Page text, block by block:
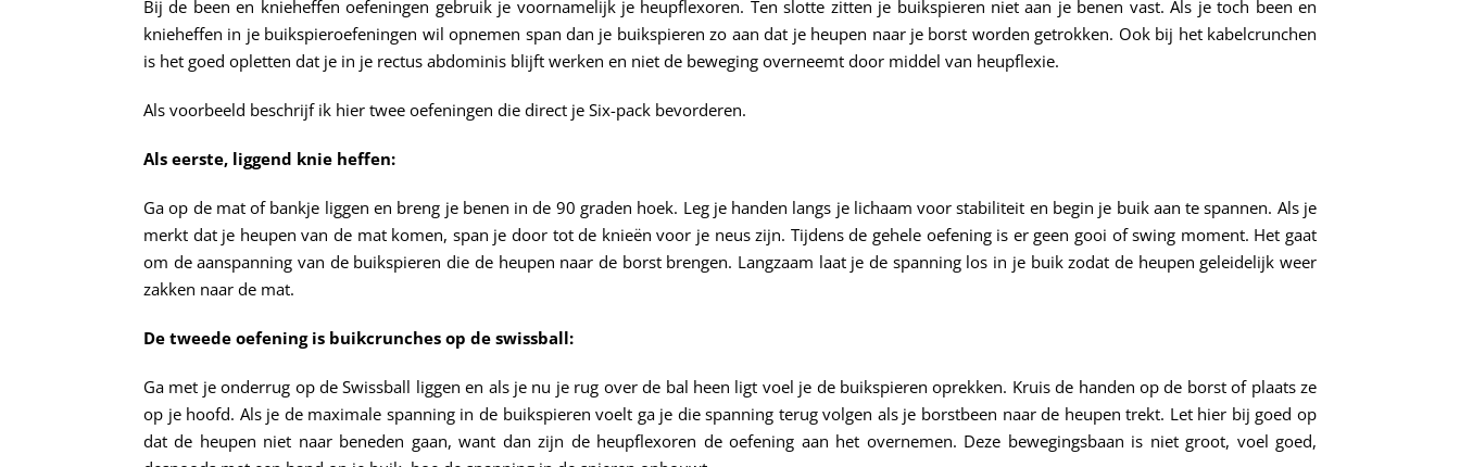
Bij de been en knieheffen oefeningen gebruik je voornamelijk je heupflexoren. Ten slotte zitten je buikspieren niet aan je benen vast. Als je toch been en
knieheffen in je buikspieroefeningen wil opnemen span dan je buikspieren zo aan dat je heupen naar je borst worden getrokken. Ook bij het kabelcrunchen
is het goed opletten dat je in je rectus abdominis blijft werken en niet de beweging overneemt door middel van heupflexie.
Als voorbeeld beschrijf ik hier twee oefeningen die direct je Six-pack bevorderen.
Als eerste, liggend knie heffen:
Ga op de mat of bankje liggen en breng je benen in de 90 graden hoek. Leg je handen langs je lichaam voor stabiliteit en begin je buik aan te spannen. Als je
merkt dat je heupen van de mat komen, span je door tot de knieën voor je neus zijn. Tijdens de gehele oefening is er geen gooi of swing moment. Het gaat
om de aanspanning van de buikspieren die de heupen naar de borst brengen. Langzaam laat je de spanning los in je buik zodat de heupen geleidelijk weer
zakken naar de mat.
De tweede oefening is buikcrunches op de swissball:
Ga met je onderrug op de Swissball liggen en als je nu je rug over de bal heen ligt voel je de buikspieren oprekken. Kruis de handen op de borst of plaats ze
op je hoofd. Als je de maximale spanning in de buikspieren voelt ga je die spanning terug volgen als je borstbeen naar de heupen trekt. Let hier bij goed op
dat de heupen niet naar beneden gaan, want dan zijn de heupflexoren de oefening aan het overnemen. Deze bewegingsbaan is niet groot, voel goed,